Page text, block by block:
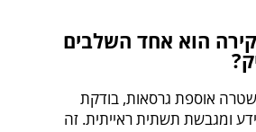
הוא אחד השלבים
אוספת גרסאות, בודקת
ומגבשת תשתית ראייתית. זה